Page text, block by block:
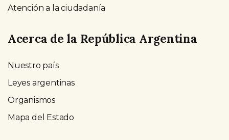
Atención a la ciudadanía
Acerca de la República Argentina
Nuestro país
Leyes argentinas
Organismos
Mapa del Estado